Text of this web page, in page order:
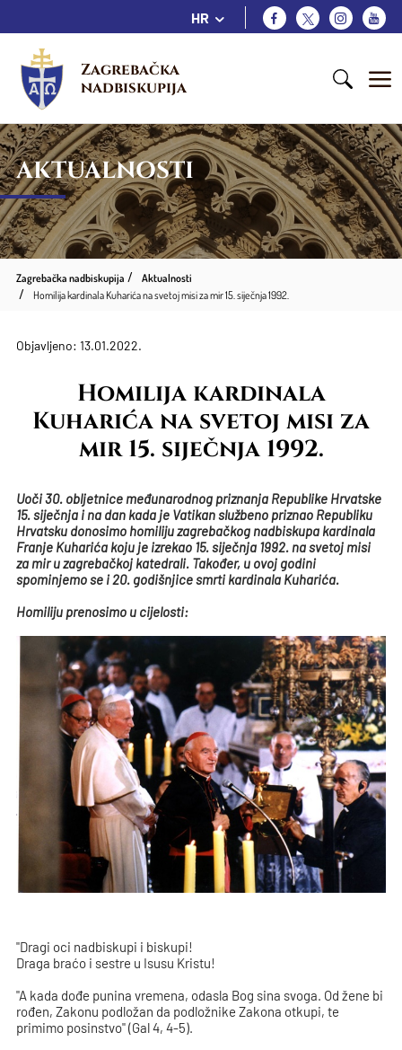
HR
Zagrebačka
nadbiskupija
AKTUALNOSTI
Zagrebačka nadbiskupija
Aktualnosti
Homilija kardinala Kuharića na svetoj misi za mir 15. siječnja 1992.
Objavljeno: 13.01.2022.
Homilija kardinala
Kuharića na svetoj misi za
mir 15. siječnja 1992.
Uoči 30. obljetnice međunarodnog priznanja Republike Hrvatske
15. siječnja i na dan kada je Vatikan službeno priznao Republiku
Hrvatsku donosimo homiliju zagrebačkog nadbiskupa kardinala
Franje Kuharića koju je izrekao 15. siječnja 1992. na svetoj misi
za mir u zagrebačkoj katedrali. Također, u ovoj godini
spominjemo se i 20. godišnjice smrti kardinala Kuharića.
Homiliju prenosimo u cijelosti:
"Dragi oci nadbiskupi i biskupi!
Draga braćo i sestre u Isusu Kristu!
"A kada dođe punina vremena, odasla Bog sina svoga. Od žene bi
rođen, Zakonu podložan da podložnike Zakona otkupi, te
primimo posinstvo" (Gal 4, 4-5).